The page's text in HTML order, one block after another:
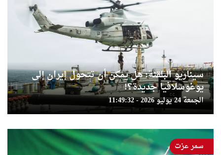
سيناريو البلقنة: هل يمكن أن تتحول إيران إلى
يوغوسلافيا جديدة؟!
الجمعة 24 يوليو 2026 - 11:49:32
سمر عزت